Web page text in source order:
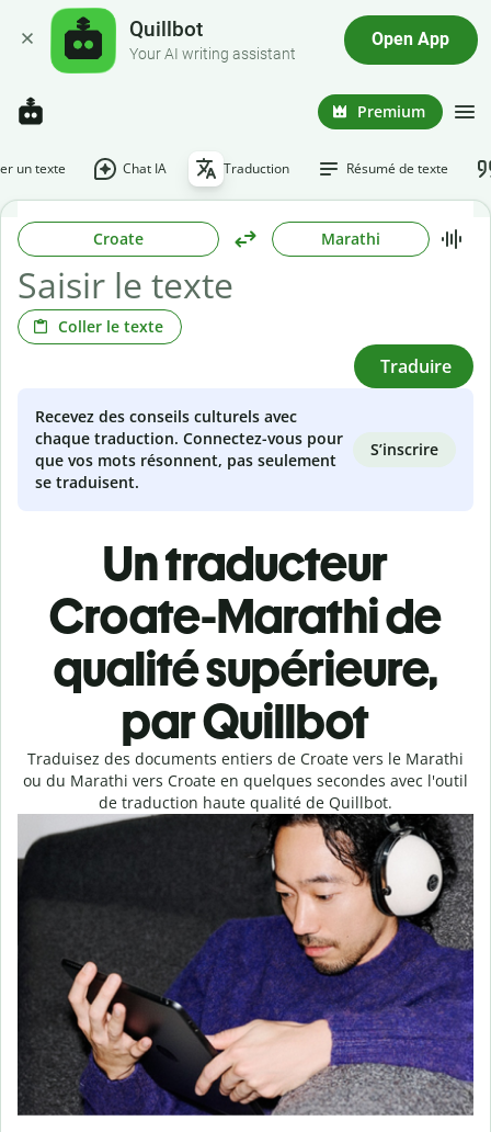
Quillbot
Your AI writing assistant
Open App
Premium
un texte Chat IA Traduction Résumé de texte
Croate Marathi
Coller le texte
Traduire
Recevez des conseils culturels avec
chaque traduction. Connectez-vous pour
que vos mots résonnent, pas seulement
se traduisent.
S’inscrire
Un traducteur
Croate-Marathi de
qualité supérieure,
par Quillbot
Traduisez des documents entiers de Croate vers le Marathi
ou du Marathi vers Croate en quelques secondes avec l'outil
de traduction haute qualité de Quillbot.